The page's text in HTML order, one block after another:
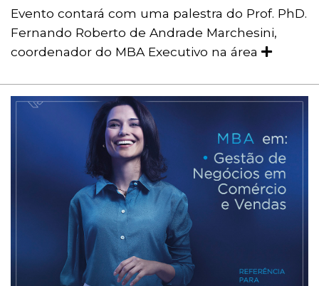
Evento contará com uma palestra do Prof. PhD.
Fernando Roberto de Andrade Marchesini,
coordenador do MBA Executivo na área